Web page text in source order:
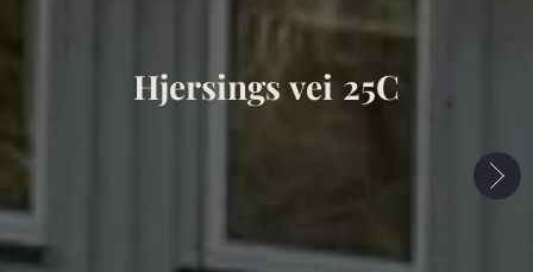
Hjersings vei 25C